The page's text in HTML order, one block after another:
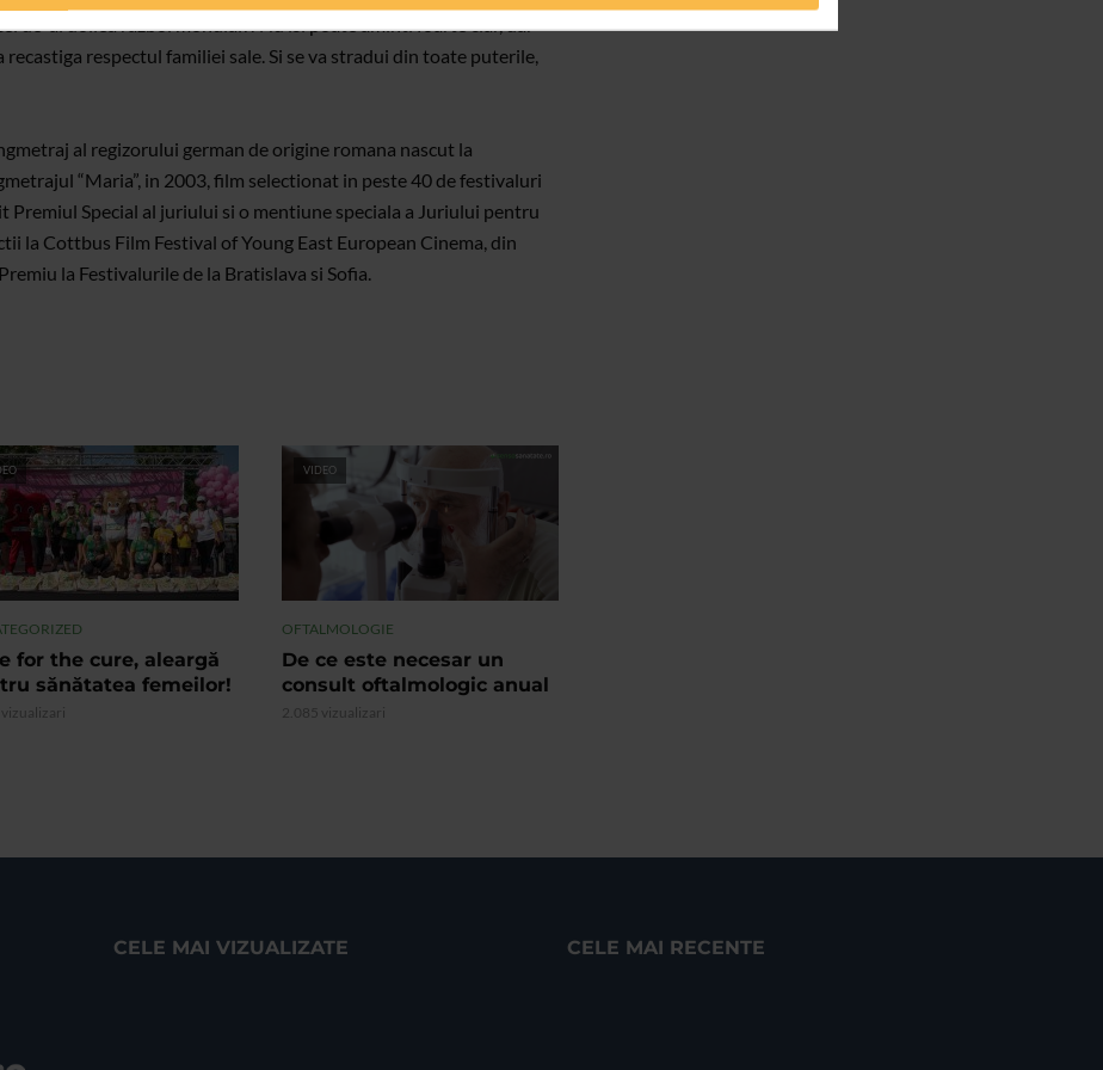
de-al doilea razboi mondial?! Nu isi poate aminti foarte clar, dar
recastiga respectul familiei sale. Si se va stradui din toate puterile,
al regizorului german de origine romana nascut la
“Maria”, in 2003, film selectionat in peste 40 de festivaluri
Premiul Special al juriului si o mentiune speciala a Juriului pentru
la Cottbus Film Festival of Young East European Cinema, din
la Festivalurile de la Bratislava si Sofia.
for the cure, aleargă
sănătatea femeilor!
vizualizari
VIDEO
OFTALMOLOGIE
De ce este necesar un
consult oftalmologic anual
2.085 vizualizari
CELE MAI VIZUALIZATE CELE MAI RECENTE